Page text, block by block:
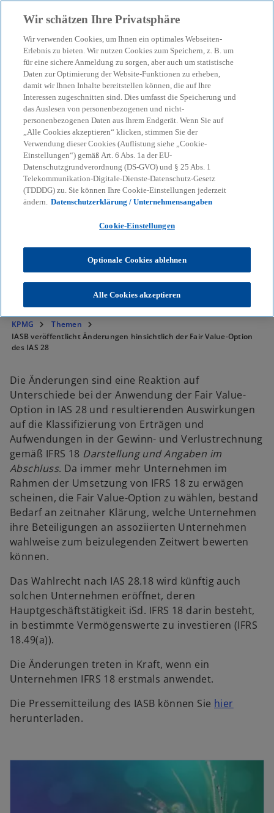
menu search
IASB veröffentlicht
Änderungen hinsichtlich
der Fair Value-Option des
IAS 28
Die Änderungen sind eine Reaktion auf
Unterschiede bei der Anwendung der Fair
Value-Option in IAS 28 und resultierenden
Erträgen und Aufwendungen in der GuV
gemäß IFRS 18.
KPMG
Themen
IASB veröffentlicht Änderungen hinsichtlich der Fair Value-Option
des IAS 28
Die Änderungen sind eine Reaktion auf
Unterschiede bei der Anwendung der Fair Value-
Option in IAS 28 und resultierenden Auswirkungen
auf die Klassifizierung von Erträgen und
Aufwendungen in der Gewinn- und Verlustrechnung
gemäß IFRS 18 Darstellung und Angaben im
Abschluss. Da immer mehr Unternehmen im
Rahmen der Umsetzung von IFRS 18 zu erwägen
scheinen, die Fair Value-Option zu wählen, bestand
Bedarf an zeitnaher Klärung, welche Unternehmen
ihre Beteiligungen an assoziierten Unternehmen
wahlweise zum beizulegenden Zeitwert bewerten
können.
Das Wahlrecht nach IAS 28.18 wird künftig auch
solchen Unternehmen eröffnet, deren
Hauptgeschäftstätigkeit iSd. IFRS 18 darin besteht,
in bestimmte Vermögenswerte zu investieren (IFRS
18.49(a)).
Die Änderungen treten in Kraft, wenn ein
Unternehmen IFRS 18 erstmals anwendet.
Die Pressemitteilung des IASB können Sie hierw
i
i
herunterladen.
Wir schätzen Ihre Privatsphäre
Wir verwenden Cookies, um Ihnen ein optimales Webseiten-
Erlebnis zu bieten. Wir nutzen Cookies zum Speichern, z. B. um
für eine sichere Anmeldung zu sorgen, aber auch um statistische
Daten zur Optimierung der Website-Funktionen zu erheben,
damit wir Ihnen Inhalte bereitstellen können, die auf Ihre
Interessen zugeschnitten sind. Dies umfasst die Speicherung und
das Auslesen von personenbezogenen und nicht-
personenbezogenen Daten aus Ihrem Endgerät. Wenn Sie auf
„Alle Cookies akzeptieren“ klicken, stimmen Sie der
Verwendung dieser Cookies (Auflistung siehe „Cookie-
Einstellungen“) gemäß Art. 6 Abs. 1a der EU-
Datenschutzgrundverordnung (DS-GVO) und § 25 Abs. 1
Telekommunikation-Digitale-Dienste-Datenschutz-Gesetz
(TDDDG) zu. Sie können Ihre Cookie-Einstellungen jederzeit
ändern. Datenschutzerklärung / Unternehmensangaben
Cookie-Einstellungen
Optionale Cookies ablehnen
Alle Cookies akzeptieren